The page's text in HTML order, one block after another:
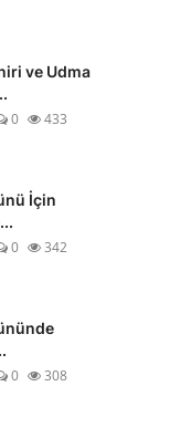
ve Udma
0 433
İçin
0 342
0 308